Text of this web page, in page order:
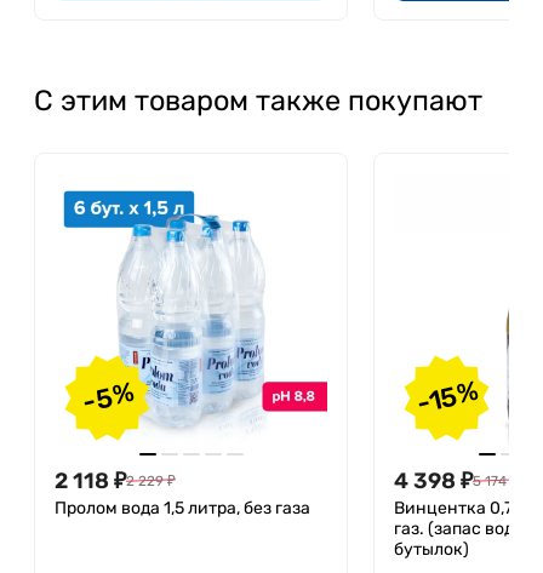
Поддержка суставов и тканей
Кальций и кремний в составе воды укрепляют
соединительные ткани и возвращают суставам
подвижность. Регулярное употребление воды
помогает вести более активный образ жизни и
получать удовольствие от каждого движения.
Минеральная вода при подагре
Вода способствует выведению мочевой кислоты
из организма, что помогает снижать частоту
С этим товаром также покупают
-5%
2 118 ₽2 229 ₽
Пролом вода 1,5 литра, без газа
-15%
4 398 ₽5 174
Винцентка 0,7
газ. (запас воды
бутылок)